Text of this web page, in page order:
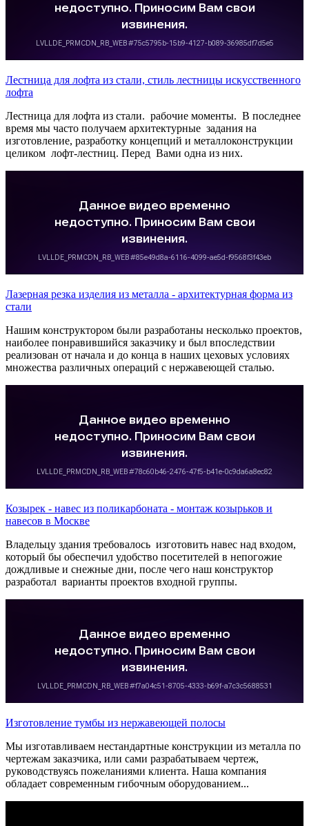
Лестница для лофта из стали, стиль лестницы искусственного
лофта
Лестница для лофта из стали. рабочие моменты. В последнее
время мы часто получаем архитектурные задания на
изготовление, разработку концепций и металлоконструкции
целиком лофт-лестниц. Перед Вами одна из них.
Лазерная резка изделия из металла - архитектурная форма из
стали
Нашим конструктором были разработаны несколько проектов,
наиболее понравившийся заказчику и был впоследствии
реализован от начала и до конца в наших цеховых условиях
множества различных операций с нержавеющей сталью.
Козырек - навес из поликарбоната - монтаж козырьков и
навесов в Москве
Владельцу здания требовалось изготовить навес над входом,
который бы обеспечил удобство посетителей в непогожие
дождливые и снежные дни, после чего наш конструктор
разработал варианты проектов входной группы.
Изготовление тумбы из нержавеющей полосы
Мы изготавливаем нестандартные конструкции из металла по
чертежам заказчика, или сами разрабатываем чертеж,
руководствуясь пожеланиями клиента. Наша компания
обладает современным гибочным оборудованием...